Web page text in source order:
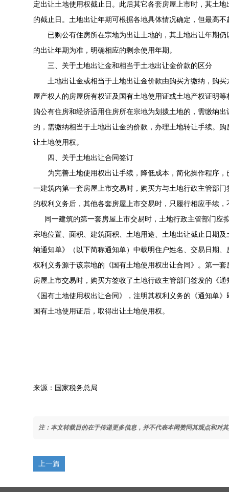
定出让土地使用权截止日。此后其它各套房屋上市时，其土
的截止日。土地出让年期可根据各地具体情况确定，但最高不
已购公有住房所在宗地为出让土地的，其土地出让年期仍
的出让年期为准，明确相应的剩余使用年期。
三、关于土地出让金和相当于土地出让金价款的区分
土地出让金或相当于土地出让金价款由购买方缴纳，购买
屋产权人的房屋所有权证及国有土地使用证或土地产权证明
购公有住房和经济适用住房所在宗地为划拨土地的，需缴纳
的，需缴纳相当于土地出让金的价款，办理土地转让手续。
让土地使用权。
四、关于土地出让合同签订
为完善土地使用权出让手续，降低成本，简化操作程序，
一建筑内第一套房屋上市交易时，购买方与土地行政主管部
的权利义务后，其他各套房屋上市交易时，只履行相应手续
同一建筑的第一套房屋上市交易时，土地行政主管部门应
宗地位置、面积、建筑面积、土地用途、土地出让截止日期
纳通知单》（以下简称通知单）中载明住户姓名、交易日期
权利义务源于该宗地的《国有土地使用权出让合同》。第一
房屋上市交易时，购买方签收了土地行政主管部门签发的《
《国有土地使用权出让合同》，注明其权利义务的《通知单
国有土地使用证后，取得出让土地使用权。
来源：国家税务总局
注：本文转载目的在于传递更多信息，并不代表本网赞同其观点和对
上一篇